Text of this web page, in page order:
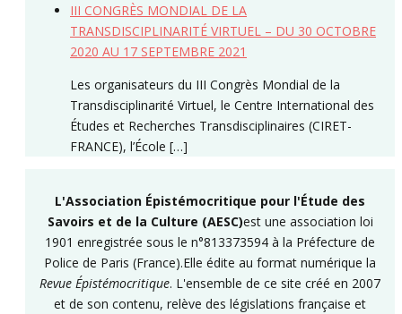
III CONGRÈS MONDIAL DE LA
TRANSDISCIPLINARITÉ VIRTUEL – DU 30 OCTOBRE
2020 AU 17 SEPTEMBRE 2021
Les organisateurs du III Congrès Mondial de la
Transdisciplinarité Virtuel, le Centre International des
Études et Recherches Transdisciplinaires (CIRET-
FRANCE), l’École […]
L'Association Épistémocritique pour l'Étude des
Savoirs et de la Culture (AESC)est une association loi
1901 enregistrée sous le n°813373594 à la Préfecture de
Police de Paris (France).Elle édite au format numérique la
Revue Épistémocritique. L'ensemble de ce site créé en 2007
et de son contenu, relève des législations française et